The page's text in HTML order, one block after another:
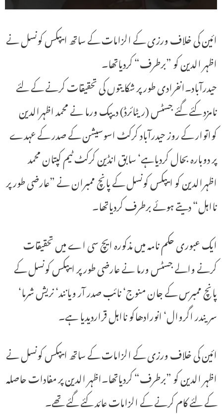
ائین کی خلاف ورزی کے الزامات کے ساتھ ایپکس کونسل نے
اظہر الدین کو ”برطرف“ کردیاتھا۔
حیدرآباد۔انفرادی طور پر شکایتوں کی تحقیقات کرنے کے لئے
نامزد کئے گئے جسٹس (ریٹائرڈ) دیپک ورما نے محمد اظہرالدین
کواتوار کے روز حیدرآباد کرکٹ اسوسیشن کے صدر کے عہدے
پر دوبارہ بحال کردیاہے‘ سابق انڈین کرکٹ ٹیم کپتان محمد
اظہرالدین کو ایپکس کونسل کے پانچ ممبران نے ”عارضی طور پر
نااہل“ دیتے ہوئے برطرف کردیاتھا۔
ایک عبوری حکم نامہ میں مذکورہ ایچ سی اے میں تحقیقات
کرنے والے جسٹس ورما نے عارضی طور پر ایپکس کونسل کے
پانچ ممبرس کے جان منوج‘ نائب صدر آر ویانند‘ نریش شرما‘
سریندر اگروال‘ انورادھاکو نااہل قراردیدیا ہے۔
ائین کی خلاف ورزی کے الزامات کے ساتھ ایپکس کونسل نے
اظہر الدین کو ”برطرف“ کردیاتھا۔اظہر الدین پر مفادات حاصلہ
کے لئے کام کرنے کے الزامات عائد کئے گئے تھے۔